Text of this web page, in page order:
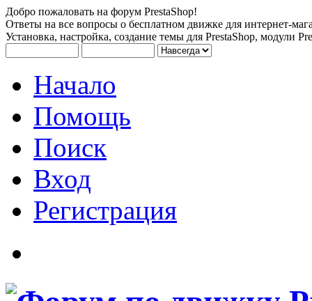
Добро пожаловать на форум PrestaShop!
Ответы на все вопросы о бесплатном движке для интернет-
Установка, настройка, создание темы для PrestaShop, модули
Начало
Помощь
Поиск
Вход
Регистрация